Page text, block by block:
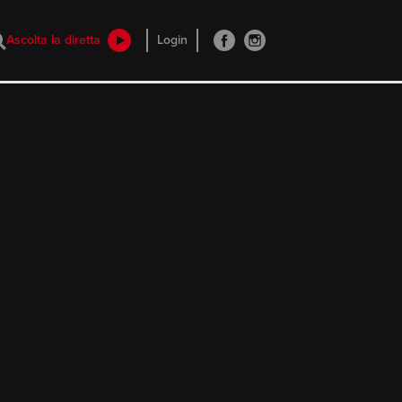
Ascolta la diretta Login